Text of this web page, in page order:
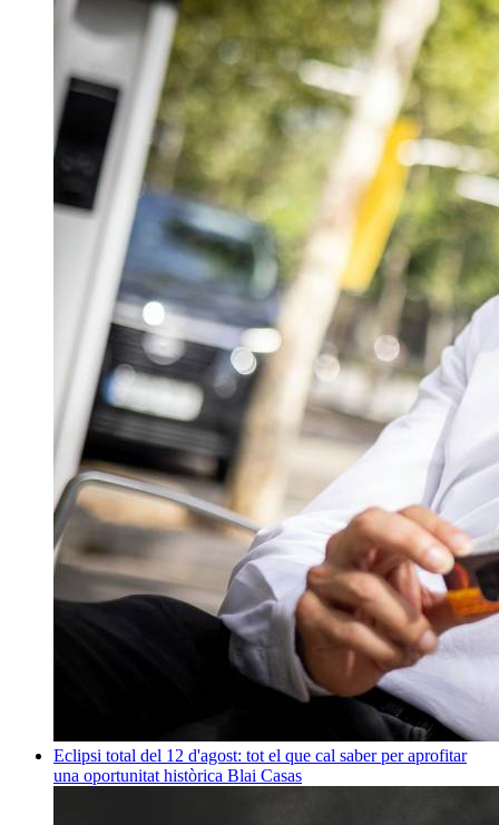
Eclipsi total del 12 d'agost: tot el que cal saber per aprofitar
una oportunitat històrica Blai Casas